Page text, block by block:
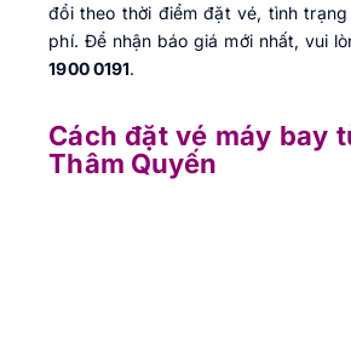
đổi theo thời điểm đặt vé, tình
phí. Để nhận báo giá mới nhất, vui
1900 0191.
Cách đặt vé máy bay
Thâm Quyến